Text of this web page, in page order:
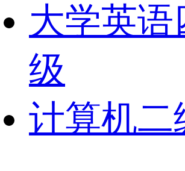
大学英语
级
计算机二